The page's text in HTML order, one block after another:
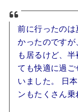
前に行ったのは
かったのですが
も居るけど、
ても快適に過ご
いました。 日
ンもたくさん乗